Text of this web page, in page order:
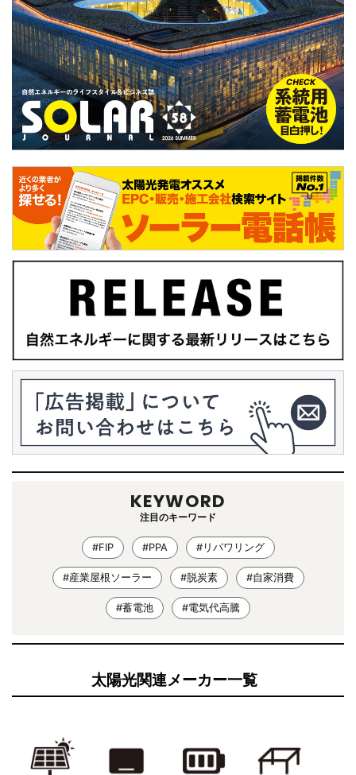
KEYWORD
注目のキーワード
#FIP #PPA #リパワリング
#産業屋根ソーラー #脱炭素 #自家消費
#蓄電池 #電気代高騰
太陽光関連メーカー一覧